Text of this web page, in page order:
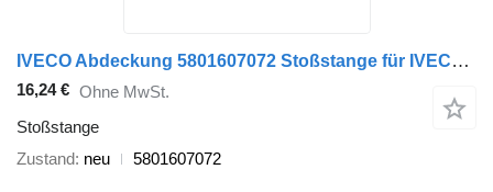
IVECO Abdeckung 5801607072 Stoßstange für IVECO LKW
16,24 € Ohne MwSt.
Stoßstange
Zustand neu 5801607072